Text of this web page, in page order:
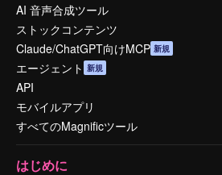
AI 音声合成ツール
ストックコンテンツ
Claude/ChatGPT向けMCP 新規
エージェント 新規
API
モバイルアプリ
すべてのMagnificツール
はじめに